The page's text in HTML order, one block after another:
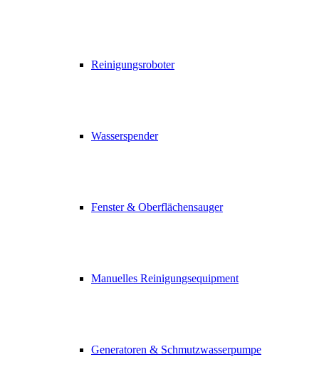
Reinigungsroboter
Wasserspender
Fenster & Oberflächensauger
Manuelles Reinigungsequipment
Generatoren & Schmutzwasserpumpe